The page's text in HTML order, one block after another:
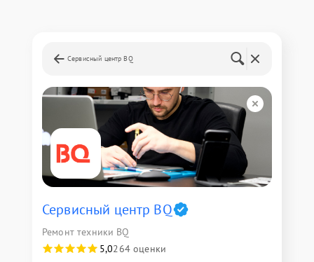
Сервисный центр BQ
Сервисный центр BQ
Ремонт техники BQ
5,0264 оценки